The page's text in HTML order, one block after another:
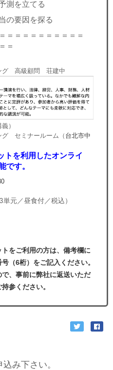
測を立てる
の要因を探る
＝＝＝＝＝＝＝＝＝＝
＝
グ 高級顧問 荘建中
）
グ セミナールーム（ 台北市中
トを利用したオンライ
です。
単元／昼食付／税込）
をご利用の方は、備考欄に
（6桁）をご記入ください。
、事前に弊社に返送いただ
参ください。
み下さい。